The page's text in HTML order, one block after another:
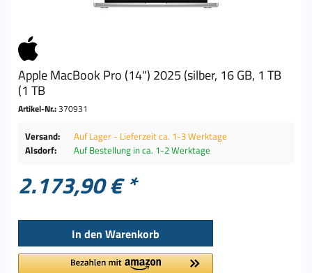
Apple MacBook Pro (14") 2025 (silber, 16 GB, 1 TB
(1 TB
Artikel-Nr.:370931
Versand:
Auf Lager - Lieferzeit ca. 1-3 Werktage
Alsdorf:
Auf Bestellung in ca. 1-2 Werktage
2.173,90 € *
In den Warenkorb